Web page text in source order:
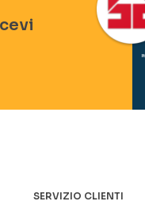
l
SERVIZIO CLIENTI